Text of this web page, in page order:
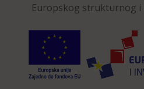
Europskog strukturnog i